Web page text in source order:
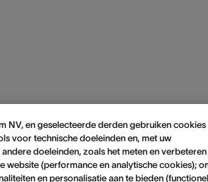
NV, en geselecteerde derden gebruiken cookies
voor technische doeleinden en, met uw
doeleinden, zoals het meten en
website (performance en analytische cookies);
en personalisatie aan te bieden